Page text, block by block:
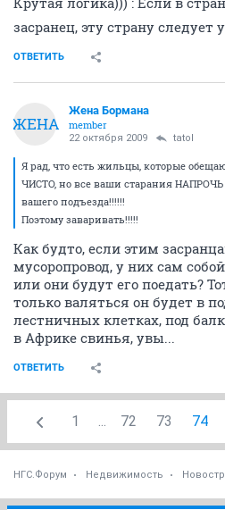
засранец, эту страну следует
ОТВЕТИТЬ
ЖЕНА
Жена Бормана
member
22 октября 2009 tatol
Я рад, что есть жильцы, которые
ЧИСТО, но все ваши старания
вашего подъезда!!!!!!
Поэтому заваривать!!!!!
Как будто, если этим
мусоропровод, у них сам
или они будут его поедать?
только валяться он будет в
лестничных клетках, под
в Африке свинья, увы...
ОТВЕТИТЬ
1 ... 72 73 74
НГС.Форум Недвижимость